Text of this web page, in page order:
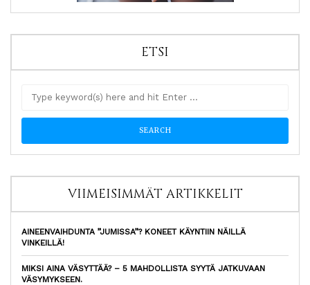
ETSI
VIIMEISIMMÄT ARTIKKELIT
AINEENVAIHDUNTA ”JUMISSA”? KONEET KÄYNTIIN NÄILLÄ
VINKEILLÄ!
MIKSI AINA VÄSYTTÄÄ? – 5 MAHDOLLISTA SYYTÄ JATKUVAAN
VÄSYMYKSEEN.